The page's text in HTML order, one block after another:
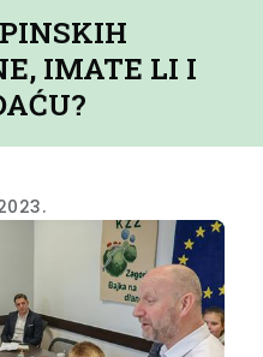
IMATE LI I